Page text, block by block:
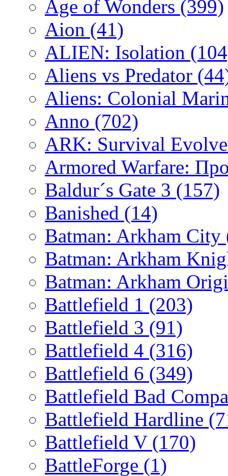
Age of Wonders (399)
Aion (41)
ALIEN: Isolation
Aliens vs Predator
Aliens: Colonial
Anno (702)
ARK: Survival
Armored Warfare:
Baldur´s Gate 3 (157)
Banished (14)
Batman: Arkham City
Batman: Arkham
Batman: Arkham
Battlefield 1 (203)
Battlefield 3 (91)
Battlefield 4 (316)
Battlefield 6 (349)
Battlefield Bad
Battlefield Hardline
Battlefield V (170)
BattleForge (1)